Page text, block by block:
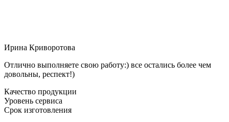
Ирина Криворотова
Отлично выполняете свою работу:) все остались более чем
довольны, респект!)
Качество продукции
Уровень сервиса
Срок изготовления